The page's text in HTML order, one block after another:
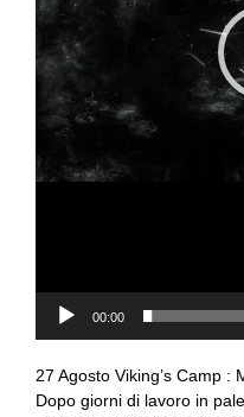
00:00
27 Agosto Viking’s Camp :
Dopo giorni di lavoro in